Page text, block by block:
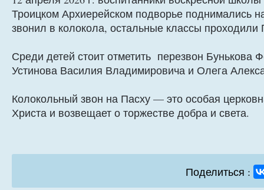
Троицком Архиерейском подворье поднимались
звонил в колокола, остальные классы
Среди детей стоит отметить перезвон
Устинова Василия Владимировича и Олега
Колокольный звон на Пасху — это особая
Христа и возвещает о торжестве добра и света.
Поделиться :